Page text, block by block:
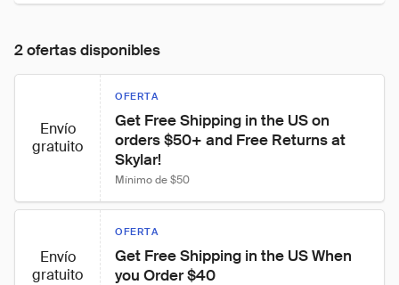
2 ofertas disponibles
Envío
gratuito
OFERTA
Get Free Shipping in the US on
orders $50+ and Free Returns at
Skylar!
Mínimo de $50
Envío
gratuito
OFERTA
Get Free Shipping in the US When
you Order $40